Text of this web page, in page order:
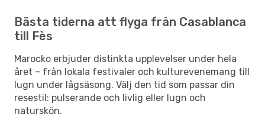
Bästa tiderna att flyga från Casablanca
till Fès
Marocko erbjuder distinkta upplevelser under hela
året – från lokala festivaler och kulturevenemang till
lugn under lågsäsong. Välj den tid som passar din
resestil: pulserande och livlig eller lugn och
naturskön.